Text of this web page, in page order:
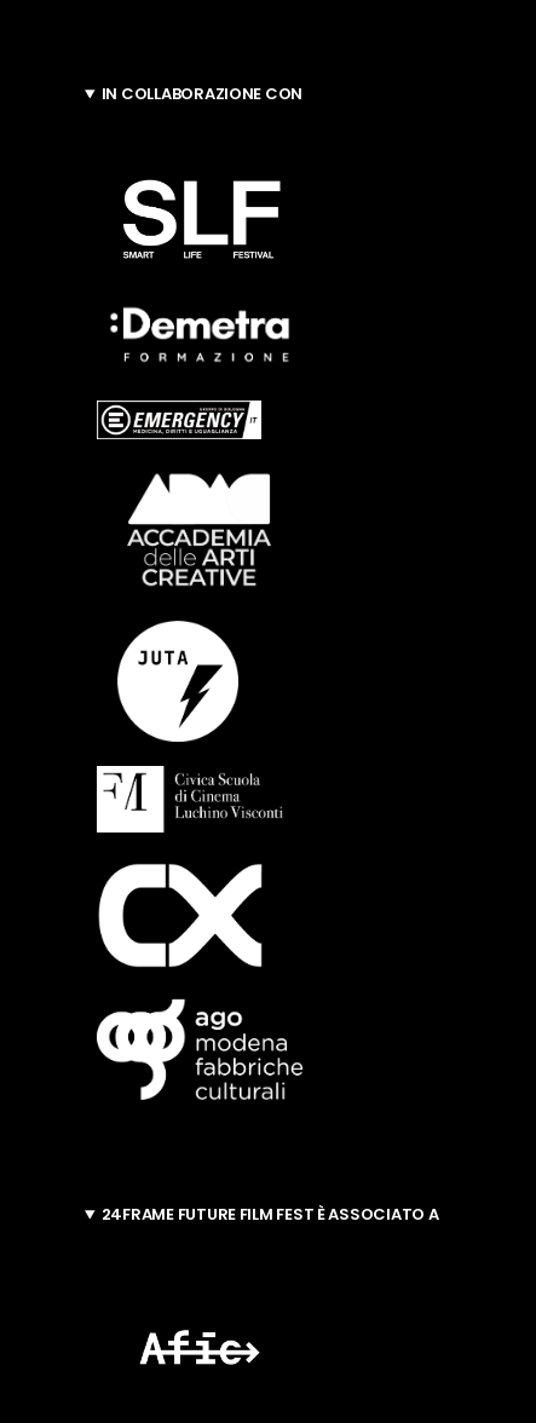
IN COLLABORAZIONE CON
24FRAME FUTURE FILM FEST È ASSOCIATO A